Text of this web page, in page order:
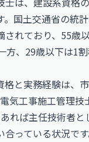
。国土交通省の統
されており、55歳
方、29歳以下は1
格と実務経験は、
気工事施工管理技
れば主任技術者と
っている状況です